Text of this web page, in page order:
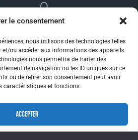
le consentement
nous utilisons des technologies telles
et/ou accéder aux informations des appareils.
nous permettra de traiter des
de navigation ou les ID uniques sur ce
ou de retirer son consentement peut avoir
caractéristiques et fonctions.
ACCEPTER
SE CONNECTER